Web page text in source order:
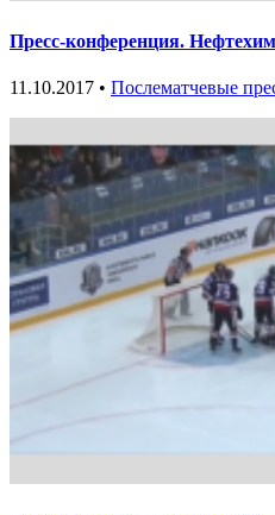
Пресс-конференция.
11.10.2017 • Послематчевые